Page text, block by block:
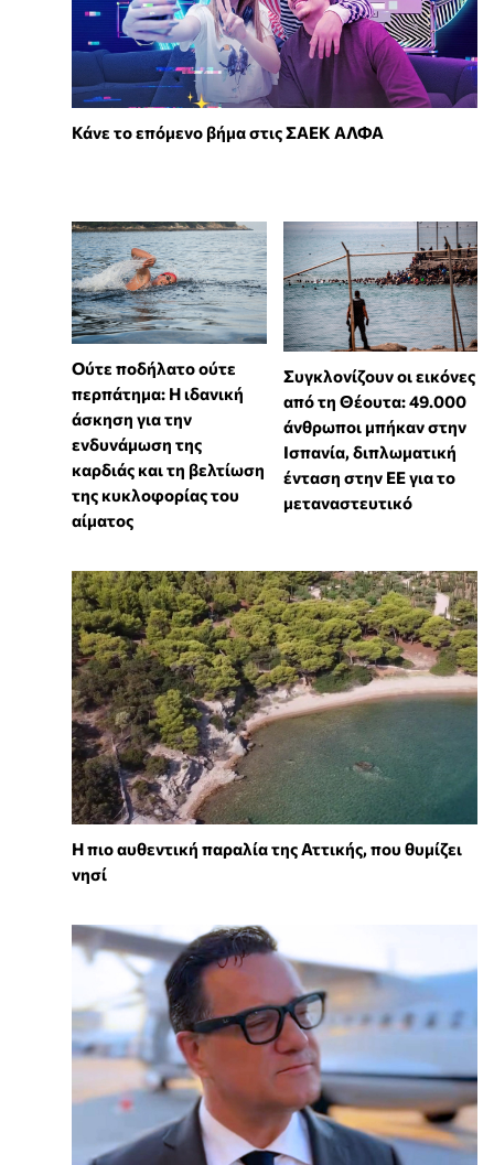
Κάνε το επόμενο βήμα στις ΣΑΕΚ ΑΛΦΑ
Ούτε ποδήλατο ούτε
περπάτημα: Η ιδανική
άσκηση για την
ενδυνάμωση της
καρδιάς και τη βελτίωση
της κυκλοφορίας του
αίματος
Συγκλονίζουν οι εικόνες
από τη Θέουτα: 49.000
άνθρωποι μπήκαν στην
Ισπανία, διπλωματική
ένταση στην ΕΕ για το
μεταναστευτικό
Η πιο αυθεντική παραλία της Αττικής, που θυμίζει
νησί